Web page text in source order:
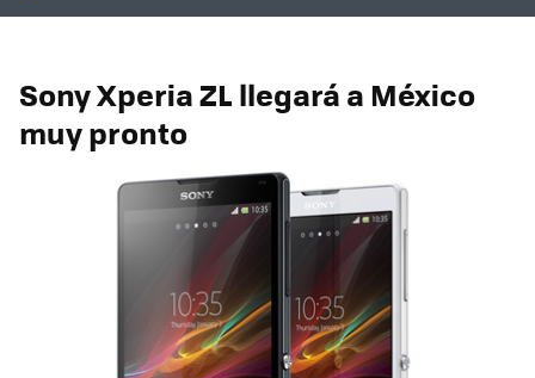
Sony Xperia ZL llegará a México
muy pronto